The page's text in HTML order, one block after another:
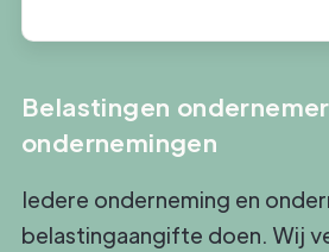
Belastingen
ondernemingen
Iedere onderneming en
belastingaangifte doen. Wij